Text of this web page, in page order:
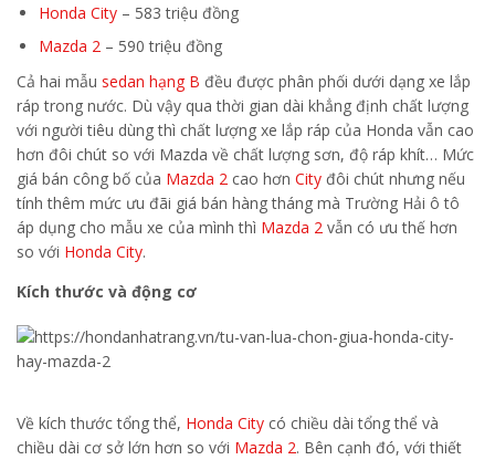
Honda City – 583 triệu đồng
Mazda 2 – 590 triệu đồng
Cả hai mẫu sedan hạng B đều được phân phối dưới dạng xe lắp
ráp trong nước. Dù vậy qua thời gian dài khẳng định chất lượng
với người tiêu dùng thì chất lượng xe lắp ráp của Honda vẫn cao
hơn đôi chút so với Mazda về chất lượng sơn, độ ráp khít… Mức
giá bán công bố của Mazda 2 cao hơn City đôi chút nhưng nếu
tính thêm mức ưu đãi giá bán hàng tháng mà Trường Hải ô tô
áp dụng cho mẫu xe của mình thì Mazda 2 vẫn có ưu thế hơn
so với Honda City.
Kích thước và động cơ
Về kích thước tổng thể, Honda City có chiều dài tổng thể và
chiều dài cơ sở lớn hơn so với Mazda 2. Bên cạnh đó, với thiết